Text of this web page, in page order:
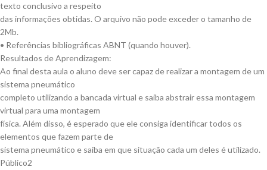
texto conclusivo a respeito
das informações obtidas. O arquivo não pode exceder o tamanho de
2Mb.
• Referências bibliográficas ABNT (quando houver).
Resultados de Aprendizagem:
Ao final desta aula o aluno deve ser capaz de realizar a montagem de um
sistema pneumático
completo utilizando a bancada virtual e saiba abstrair essa montagem
virtual para uma montagem
física. Além disso, é esperado que ele consiga identificar todos os
elementos que fazem parte de
sistema pneumático e saiba em que situação cada um deles é utilizado.
Público2